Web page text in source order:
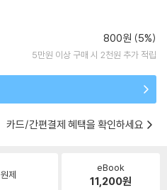
800원 (5%)
5만원 이상 구매 시 2천원 추가 적립
카드/간편결제 혜택을 확인하세요
원제
eBook
11,200원